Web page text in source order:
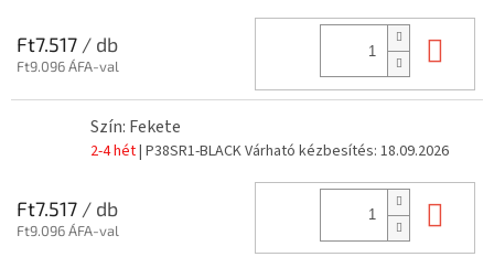
Ft7.517 / db
Ft9.096 ÁFA-val
Szín: Fekete
2-4 hét| P38SR1-BLACKVárható kézbesítés: 18.09.2026
Ft7.517 / db
Ft9.096 ÁFA-val